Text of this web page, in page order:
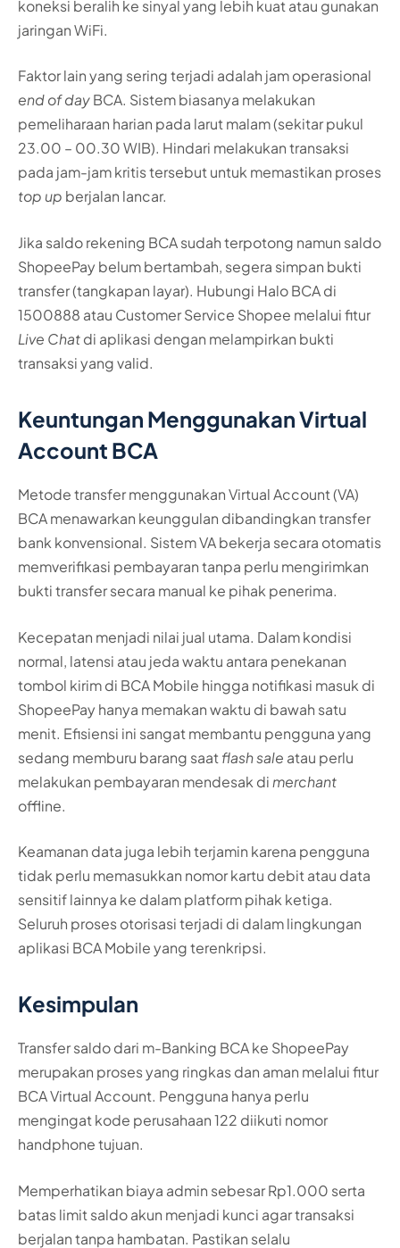
koneksi beralih ke sinyal yang lebih kuat atau gunakan
jaringan WiFi.
Faktor lain yang sering terjadi adalah jam operasional
end of dayBCA. Sistem biasanya melakukan
pemeliharaan harian pada larut malam (sekitar pukul
23.00 – 00.30 WIB). Hindari melakukan transaksi
pada jam-jam kritis tersebut untuk memastikan proses
top up berjalan lancar.
Jika saldo rekening BCA sudah terpotong namun saldo
ShopeePay belum bertambah, segera simpan bukti
transfer (tangkapan layar). Hubungi Halo BCA di
1500888 atau Customer Service Shopee melalui fitur
Live Chatdi aplikasi dengan melampirkan bukti
transaksi yang valid.
Keuntungan Menggunakan Virtual
Account BCA
Metode transfer menggunakan Virtual Account (VA)
BCA menawarkan keunggulan dibandingkan transfer
bank konvensional. Sistem VA bekerja secara otomatis
memverifikasi pembayaran tanpa perlu mengirimkan
bukti transfer secara manual ke pihak penerima.
Kecepatan menjadi nilai jual utama. Dalam kondisi
normal, latensi atau jeda waktu antara penekanan
tombol kirim di BCA Mobile hingga notifikasi masuk di
ShopeePay hanya memakan waktu di bawah satu
menit. Efisiensi ini sangat membantu pengguna yang
sedang memburu barang saat flash sale atau perlu
melakukan pembayaran mendesak dimerchant
offline.
Keamanan data juga lebih terjamin karena pengguna
tidak perlu memasukkan nomor kartu debit atau data
sensitif lainnya ke dalam platform pihak ketiga.
Seluruh proses otorisasi terjadi di dalam lingkungan
aplikasi BCA Mobile yang terenkripsi.
Kesimpulan
Transfer saldo dari m-Banking BCA ke ShopeePay
merupakan proses yang ringkas dan aman melalui fitur
BCA Virtual Account. Pengguna hanya perlu
mengingat kode perusahaan 122 diikuti nomor
handphone tujuan.
Memperhatikan biaya admin sebesar Rp1.000 serta
batas limit saldo akun menjadi kunci agar transaksi
berjalan tanpa hambatan. Pastikan selalu